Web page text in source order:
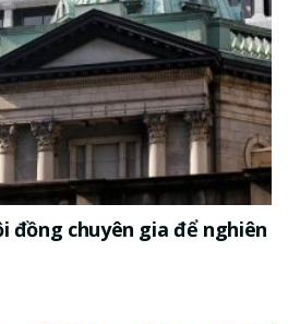
đồng chuyên gia để nghiên